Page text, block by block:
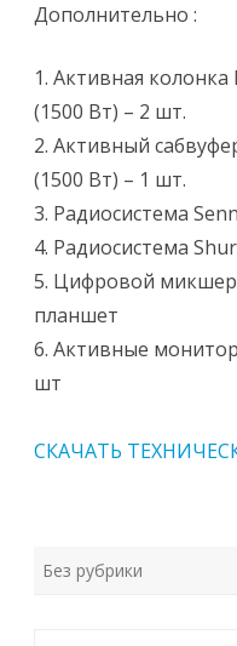
Дополнительно :
1. Активная колонка
(1500 Вт) – 2 шт.
2. Активный
(1500 Вт) – 1 шт.
3. Радиосистема
4. Радиосистема
5. Цифровой
планшет
6. Активные
шт
СКАЧАТЬ
Без рубрики